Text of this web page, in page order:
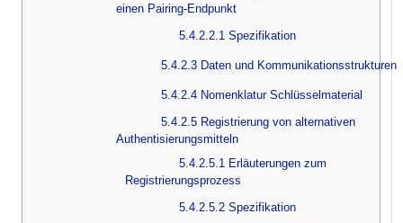
einen Pairing-Endpunkt
5.4.2.2.1 Spezifikation
5.4.2.3 Daten und Kommunikationsstrukturen
5.4.2.4 Nomenklatur Schlüsselmaterial
5.4.2.5 Registrierung von alternativen
Authentisierungsmitteln
5.4.2.5.1 Erläuterungen zum
Registrierungsprozess
5.4.2.5.2 Spezifikation